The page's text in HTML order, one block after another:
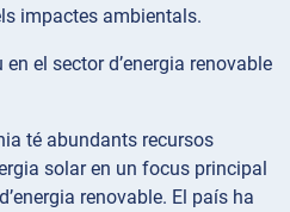
impactes ambientals.
el sector d’energia renovable
té abundants recursos
solar en un focus principal
renovable. El país ha